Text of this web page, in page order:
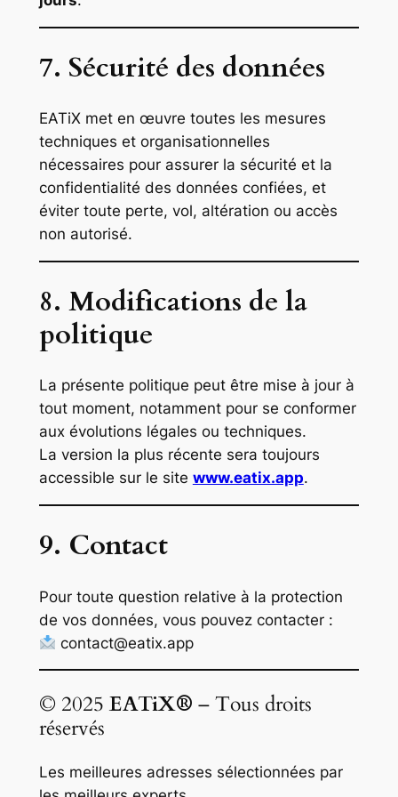
7. Sécurité des données
EATiX met en œuvre toutes les mesures
techniques et organisationnelles
nécessaires pour assurer la sécurité et la
confidentialité des données confiées, et
éviter toute perte, vol, altération ou accès
non autorisé.
8. Modifications de la
politique
La présente politique peut être mise à jour à
tout moment, notamment pour se conformer
aux évolutions légales ou techniques.
La version la plus récente sera toujours
accessible sur le site www.eatix.app.
9. Contact
Pour toute question relative à la protection
de vos données, vous pouvez contacter :
contact@eatix.app
© 2025EATiX® – Tous droits
réservés
Les meilleures adresses sélectionnées par